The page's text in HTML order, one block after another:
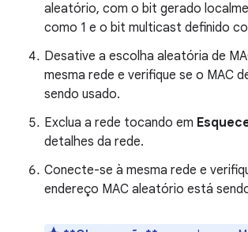
aleatório, com o bit gerado
como 1 e o bit multicast definido
Desative a escolha aleatória de
mesma rede e verifique se o MAC
sendo usado.
Exclua a rede tocando em
detalhes da rede.
Conecte-se à mesma rede e
endereço MAC aleatório está